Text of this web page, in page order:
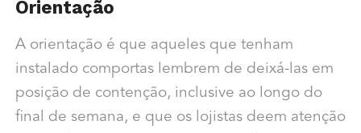
Orientação
A orientação é que aqueles que tenham
instalado comportas lembrem de deixá-las em
posição de contenção, inclusive ao longo do
final de semana, e que os lojistas deem atenção